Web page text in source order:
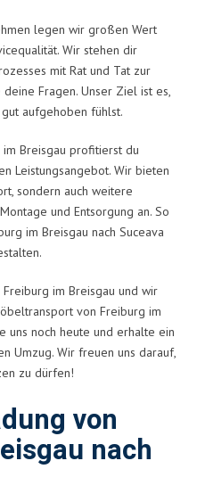
legen wir großen Wert
Wir stehen dir
mit Rat und Tat zur
Fragen. Unser Ziel ist es,
aufgehoben fühlst.
Breisgau profitierst du
Leistungsangebot. Wir bieten
sondern auch weitere
und Entsorgung an. So
im Breisgau nach Suceava
im Breisgau und wir
von Freiburg im
uns noch heute und erhalte ein
Umzug. Wir freuen uns darauf,
zu dürfen!
von
nach